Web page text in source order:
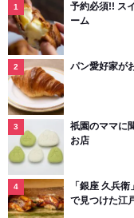
予約必須!! ス
ーム
パン愛好家が
祇園のママに
お店
「銀座 久兵
で見つけた江